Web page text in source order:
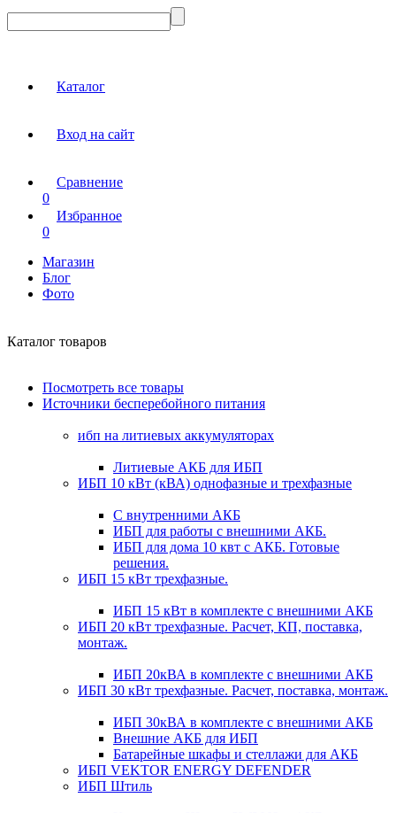
Каталог
Вход на сайт
Сравнение
0
Избранное
0
Магазин
Блог
Фото
Каталог товаров
Посмотреть все товары
Источники бесперебойного питания
ибп на литиевых аккумуляторах
Литиевые АКБ для ИБП
ИБП 10 кВт (кВА) однофазные и трехфазные
С внутренними АКБ
ИБП для работы с внешними АКБ.
ИБП для дома 10 квт с АКБ. Готовые
решения.
ИБП 15 кВт трехфазные.
ИБП 15 кВт в комплекте с внешними АКБ
ИБП 20 кВт трехфазные. Расчет, КП, поставка,
монтаж.
ИБП 20кВА в комплекте с внешними АКБ
ИБП 30 кВт трехфазные. Расчет, поставка, монтаж.
ИБП 30кВА в комплекте с внешними АКБ
Внешние АКБ для ИБП
Батарейные шкафы и стеллажи для АКБ
ИБП VEKTOR ENERGY DEFENDER
ИБП Штиль